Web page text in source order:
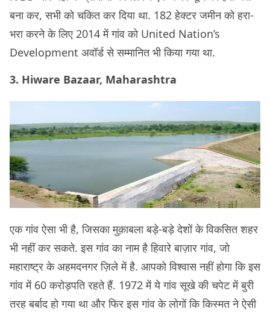
बना कर, सभी को चकित कर दिया था. 182 हेक्टर जमीन को हरा-
भरा करने के लिए 2014 में गांव को United Nation’s
Development अवॉर्ड से सम्मानित भी किया गया था.
3. Hiware Bazaar, Maharashtra
एक गांव ऐसा भी है, जिसका मुक़ाबला बड़े-बड़े देशों के विकसित शहर
भी नहीं कर सकते. इस गांव का नाम है हिवारे बाज़ार गांव, जो
महाराष्ट्र के अहमदनगर ज़िले में है. आपको विश्वास नहीं होगा कि इस
गांव में 60 करोड़पति रहते हैं. 1972 में ये गांव सूखे की चपेट में बुरी
तरह बर्बाद हो गया था और फिर इस गांव के लोगों कि किस्मत ने ऐसी